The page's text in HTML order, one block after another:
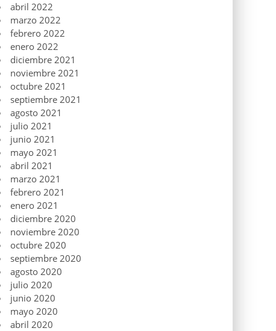
abril 2022
marzo 2022
febrero 2022
enero 2022
diciembre 2021
noviembre 2021
octubre 2021
septiembre 2021
agosto 2021
julio 2021
junio 2021
mayo 2021
abril 2021
marzo 2021
febrero 2021
enero 2021
diciembre 2020
noviembre 2020
octubre 2020
septiembre 2020
agosto 2020
julio 2020
junio 2020
mayo 2020
abril 2020